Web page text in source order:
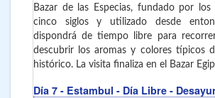
Bazar de las Especias, fundado por los
cinco siglos y utilizado desde
dispondrá de tiempo libre para
descubrir los aromas y colores típicos
histórico. La visita finaliza en el Bazar
Día 7 - Estambul - Día Libre -